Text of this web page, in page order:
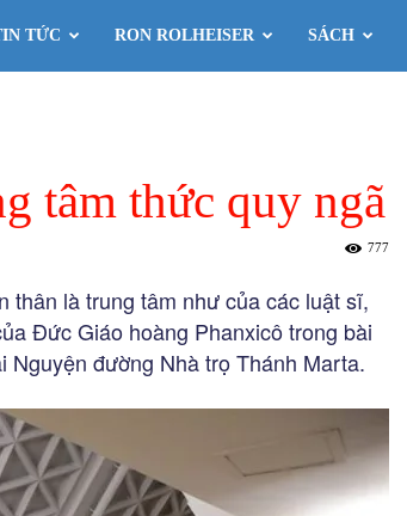
TỨC RON ROLHEISER SÁCH
tâm thức quy ngã
777
thân là trung tâm như của các luật sĩ,
Đức Giáo hoàng Phanxicô trong bài
đường Nhà trọ Thánh Marta.